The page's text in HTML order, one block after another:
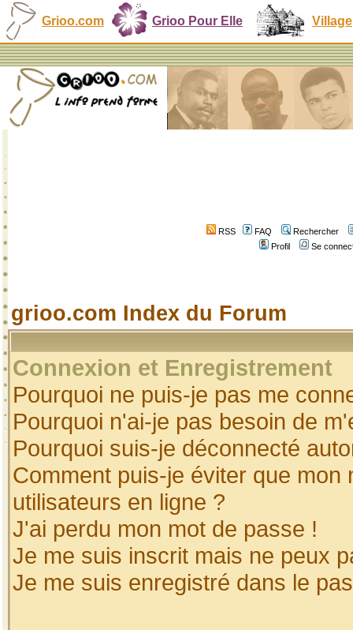
Grioo.com Grioo Pour Elle Village
RSS FAQ
Rechercher
Profil
Se
grioo.com Index du Forum
Connexion et Enregistrement
Pourquoi ne puis-je pas me
Pourquoi n'ai-je pas besoin de
Pourquoi suis-je déconnecté
Comment puis-je éviter que
utilisateurs en ligne ?
J'ai perdu mon mot de passe !
Je me suis inscrit mais ne peux
Je me suis enregistré dans le